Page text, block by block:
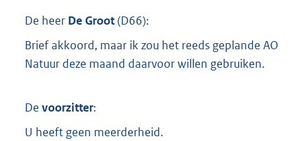
De heer De Groot(D66):
Brief akkoord, maar ik zou het reeds geplande AO
Natuur deze maand daarvoor willen gebruiken.
De voorzitter:
U heeft geen meerderheid.